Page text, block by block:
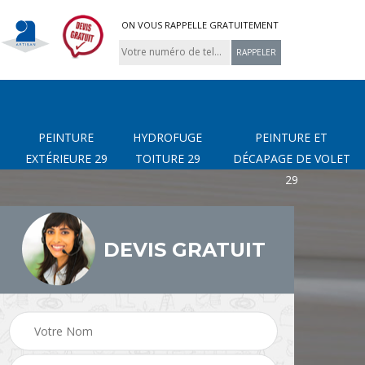
ON VOUS RAPPELLE GRATUITEMENT
PEINTURE
EXTÉRIEURE 29
HYDROFUGE
TOITURE 29
PEINTURE ET
DÉCAPAGE DE VOLET
29
Nettoyage de terrasse Peinture Extérieure 29
DEVIS GRATUIT